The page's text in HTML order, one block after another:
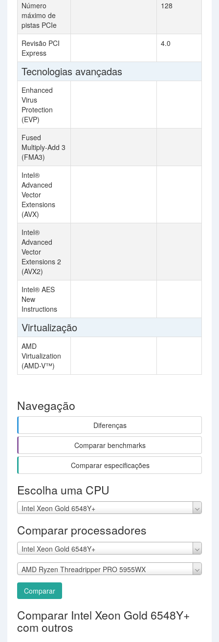
Número
máximo de
pistas PCIe
128
Revisão PCI
Express
4.0
Tecnologias avançadas
Enhanced
Virus
Protection
(EVP)
Fused
Multiply-Add 3
(FMA3)
Intel®
Advanced
Vector
Extensions
(AVX)
Intel®
Advanced
Vector
Extensions 2
(AVX2)
Intel® AES
New
Instructions
Virtualização
AMD
Virtualization
(AMD-V™)
Navegação
Diferenças
Comparar benchmarks
Comparar especificações
Escolha uma CPU
Intel Xeon Gold 6548Y+
Comparar processadores
Intel Xeon Gold 6548Y+
AMD Ryzen Threadripper PRO 5955WX
Comparar
Comparar Intel Xeon Gold 6548Y+
com outros